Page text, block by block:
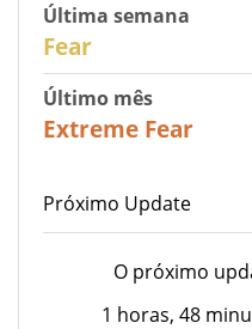
Última semana
Fear
Último mês
Extreme Fear
Próximo Update
O próximo
1 horas, 48